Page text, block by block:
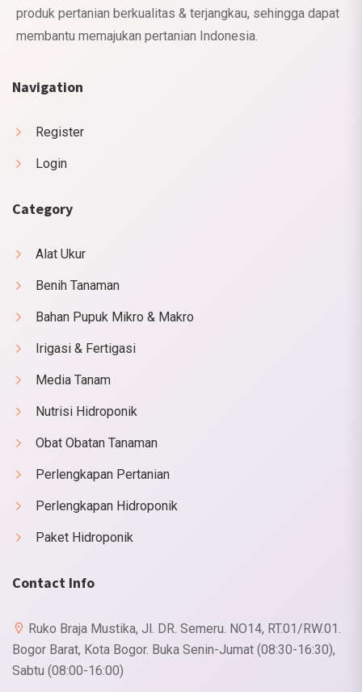
produk pertanian berkualitas & terjangkau, sehingga dapat
membantu memajukan pertanian Indonesia.
Navigation
Register
Login
Category
Alat Ukur
Benih Tanaman
Bahan Pupuk Mikro & Makro
Irigasi & Fertigasi
Media Tanam
Nutrisi Hidroponik
Obat Obatan Tanaman
Perlengkapan Pertanian
Perlengkapan Hidroponik
Paket Hidroponik
Contact Info
Ruko Braja Mustika, Jl. DR. Semeru. NO14, RT.01/RW.01.
Bogor Barat, Kota Bogor. Buka Senin-Jumat (08:30-16:30),
Sabtu (08:00-16:00)